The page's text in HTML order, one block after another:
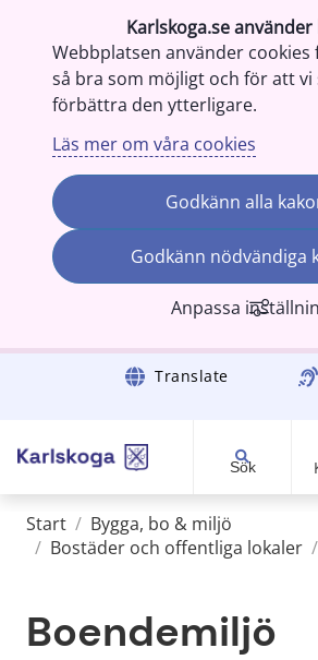
Karlskoga.se använder
Webbplatsen använder
så bra som möjligt och för att vi
förbättra den ytterligare.
Läs mer om våra cookies
Godkänn alla
Godkänn nödvändiga
Anpassa
Gå till innehåll Translate
Sök
Start / Bygga, bo & miljö
/ Bostäder och offentliga lokaler /
Boendemiljö